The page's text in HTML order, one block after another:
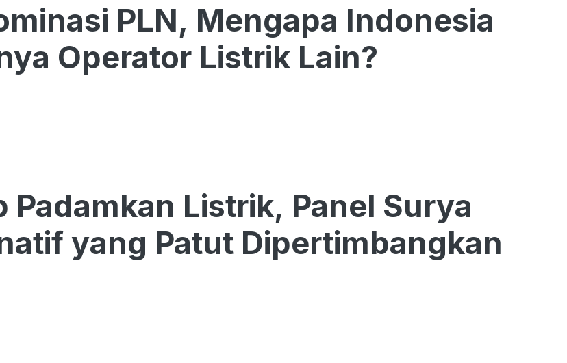
PLN, Mengapa Indonesia
Operator Listrik Lain?
Padamkan Listrik, Panel Surya
yang Patut Dipertimbangkan